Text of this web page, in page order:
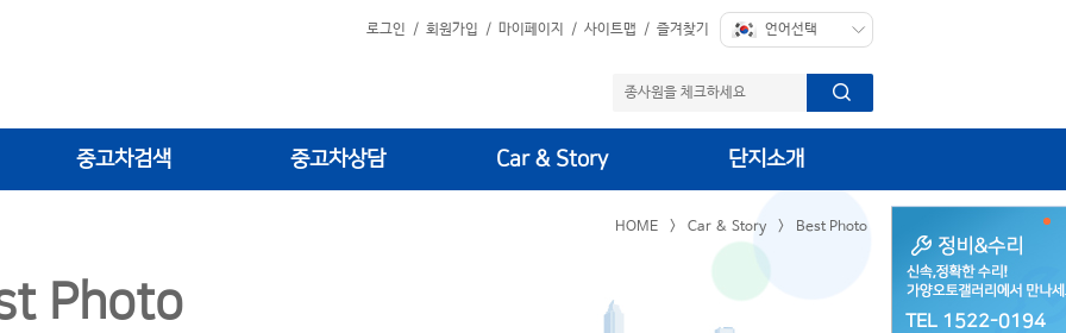
로그인 / 회원가입 / 마이페이지 / 사이트맵 / 즐겨찾기
중고차검색 중고차상담 Car & Story 단지소개
HOME > Car & Story > Best Photo
Photo TEL 1522-0194